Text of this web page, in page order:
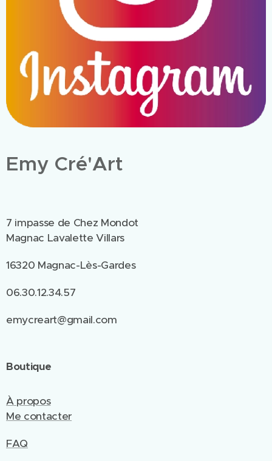
Emy Cré'Art
7 impasse de Chez Mondot
Magnac Lavalette Villars
16320 Magnac-Lès-Gardes
06.30.12.34.57
emycreart@gmail.com
Boutique
À propos
Me contacter
FAQ